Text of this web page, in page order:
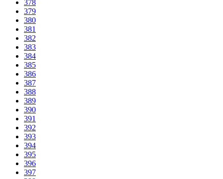
378
379
380
381
382
383
384
385
386
387
388
389
390
391
392
393
394
395
396
397